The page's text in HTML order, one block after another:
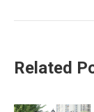
Related